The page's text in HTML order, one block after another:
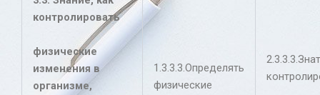
контролировать
физические
изменения в
организме,
1.3.3.3.Определять
физические